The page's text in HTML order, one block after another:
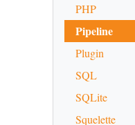
PHP
Pipeline
Plugin
SQL
SQLite
Squelette